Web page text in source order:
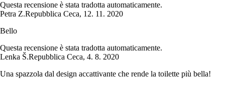
Questa recensione è stata tradotta automaticamente.
Petra Z.Repubblica Ceca, 12. 11. 2020
Bello
Questa recensione è stata tradotta automaticamente.
Lenka Š.Repubblica Ceca, 4. 8. 2020
Una spazzola dal design accattivante che rende la toilette più bella!